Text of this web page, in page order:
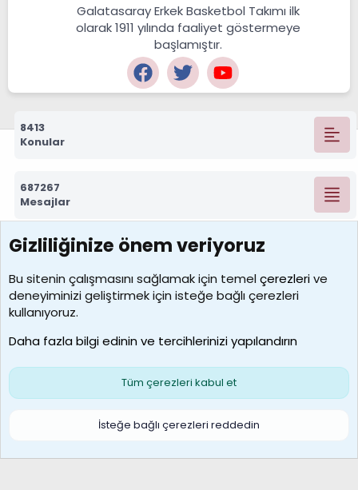
Galatasaray Erkek Basketbol Takımı ilk
olarak 1911 yılında faaliyet göstermeye
başlamıştır.
8413
Konular
687267
Mesajlar
7388
Kullanıcılar
borabekirogluu
Son üye
Çerezler
S
Gizliliğinize önem veriyoruz
Bu sitenin çalışmasını sağlamak için temelçerezlerive
deneyiminizi geliştirmek için isteğe bağlı çerezleri
kullanıyoruz.
Daha fazla bilgi edinin ve tercihlerinizi yapılandırın
Tüm çerezleri kabul et
İsteğe bağlı çerezleri reddedin